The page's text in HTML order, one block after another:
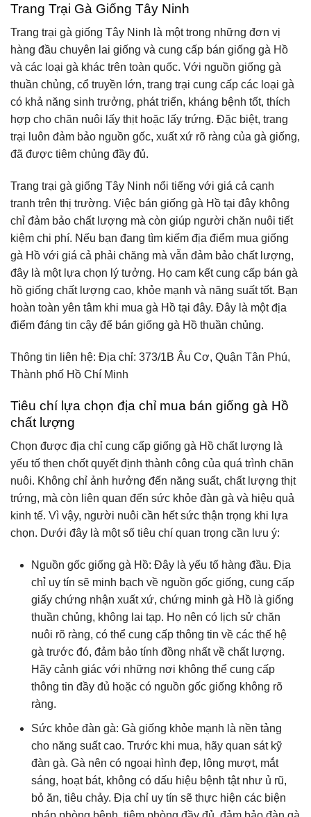
Trang Trại Gà Giống Tây Ninh
Trang trại gà giống Tây Ninh là một trong những đơn vị
hàng đầu chuyên lai giống và cung cấp bán giống gà Hồ
và các loại gà khác trên toàn quốc. Với nguồn giống gà
thuần chủng, cổ truyền lớn, trang trại cung cấp các loại gà
có khả năng sinh trưởng, phát triển, kháng bệnh tốt, thích
hợp cho chăn nuôi lấy thịt hoặc lấy trứng. Đặc biệt, trang
trại luôn đảm bảo nguồn gốc, xuất xứ rõ ràng của gà giống,
đã được tiêm chủng đầy đủ.
Trang trại gà giống Tây Ninh nổi tiếng với giá cả cạnh
tranh trên thị trường. Việc bán giống gà Hồ tại đây không
chỉ đảm bảo chất lượng mà còn giúp người chăn nuôi tiết
kiệm chi phí. Nếu bạn đang tìm kiếm địa điểm mua giống
gà Hồ với giá cả phải chăng mà vẫn đảm bảo chất lượng,
đây là một lựa chọn lý tưởng. Họ cam kết cung cấp bán gà
hồ giống chất lượng cao, khỏe mạnh và năng suất tốt. Bạn
hoàn toàn yên tâm khi mua gà Hồ tại đây. Đây là một địa
điểm đáng tin cậy để bán giống gà Hồ thuần chủng.
Thông tin liên hệ: Địa chỉ: 373/1B Âu Cơ, Quận Tân Phú,
Thành phố Hồ Chí Minh
Tiêu chí lựa chọn địa chỉ mua bán giống gà Hồ
chất lượng
Chọn được địa chỉ cung cấp giống gà Hồ chất lượng là
yếu tố then chốt quyết định thành công của quá trình chăn
nuôi. Không chỉ ảnh hưởng đến năng suất, chất lượng thịt
trứng, mà còn liên quan đến sức khỏe đàn gà và hiệu quả
kinh tế. Vì vậy, người nuôi cần hết sức thận trọng khi lựa
chọn. Dưới đây là một số tiêu chí quan trọng cần lưu ý:
Nguồn gốc giống gà Hồ: Đây là yếu tố hàng đầu. Địa
chỉ uy tín sẽ minh bạch về nguồn gốc giống, cung cấp
giấy chứng nhận xuất xứ, chứng minh gà Hồ là giống
thuần chủng, không lai tạp. Họ nên có lịch sử chăn
nuôi rõ ràng, có thể cung cấp thông tin về các thế hệ
gà trước đó, đảm bảo tính đồng nhất về chất lượng.
Hãy cảnh giác với những nơi không thể cung cấp
thông tin đầy đủ hoặc có nguồn gốc giống không rõ
ràng.
Sức khỏe đàn gà: Gà giống khỏe mạnh là nền tảng
cho năng suất cao. Trước khi mua, hãy quan sát kỹ
đàn gà. Gà nên có ngoại hình đẹp, lông mượt, mắt
sáng, hoạt bát, không có dấu hiệu bệnh tật như ủ rũ,
bỏ ăn, tiêu chảy. Địa chỉ uy tín sẽ thực hiện các biện